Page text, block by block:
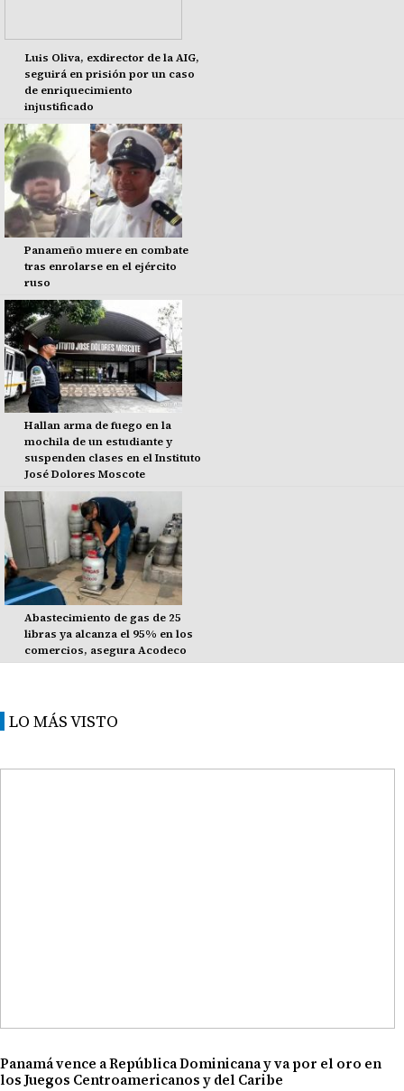
Luis Oliva, exdirector de la AIG,
seguirá en prisión por un caso
de enriquecimiento
injustificado
Panameño muere en combate
tras enrolarse en el ejército
ruso
Hallan arma de fuego en la
mochila de un estudiante y
suspenden clases en el Instituto
José Dolores Moscote
Abastecimiento de gas de 25
libras ya alcanza el 95% en los
comercios, asegura Acodeco
LO MÁS VISTO
Panamá vence a República Dominicana y va por el oro en
los Juegos Centroamericanos y del Caribe